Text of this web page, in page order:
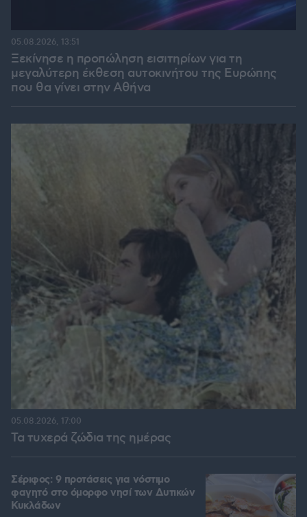
Ξεκίνησε η προπώληση εισιτηρίων για τη
μεγαλύτερη έκθεση αυτοκινήτου της Ευρώπης
που θα γίνει στην Αθήνα
05.08.2026, 13:51
Τα τυχερά ζώδια της ημέρας
05.08.2026, 17:00
Σέριφος: 9 προτάσεις για νόστιμο
φαγητό στο όμορφο νησί των Δυτικών
Κυκλάδων